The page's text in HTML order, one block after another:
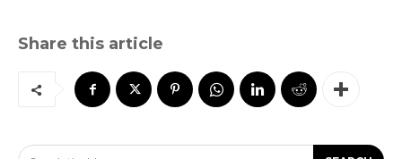
Share this article